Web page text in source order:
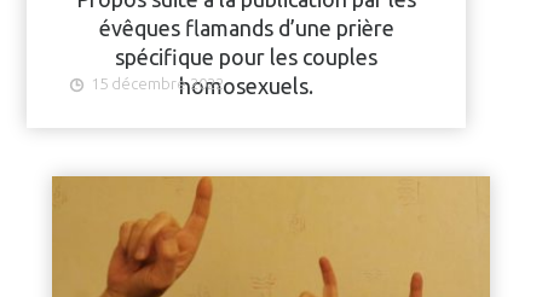
évêques flamands d’une prière
spécifique pour les couples
homosexuels.
15 décembre 2022